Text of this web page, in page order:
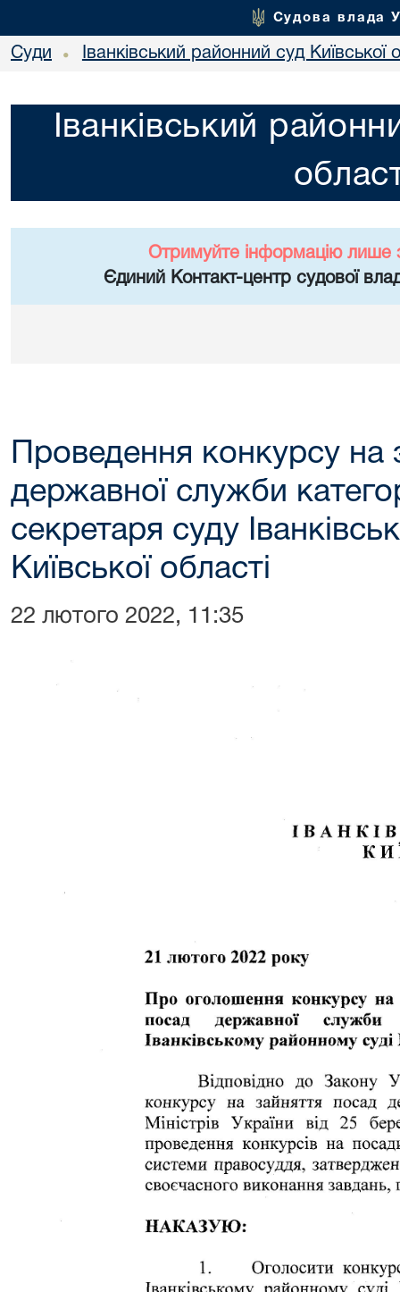
Судова влада
Суди • Іванківський районний суд Київської
Іванківський
Отримуйте інформацію лише
Єдиний Контакт-центр судової
Проведення конкурсу на
державної служби
секретаря суду
Київської області
22 лютого 2022, 11:35